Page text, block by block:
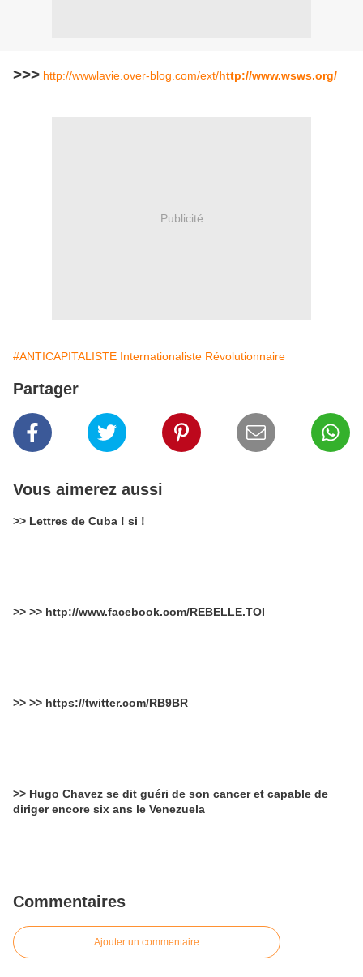
>>> http://wwwlavie.over-blog.com/ext/http://www.wsws.org/
Publicité
#ANTICAPITALISTE Internationaliste Révolutionnaire
Partager
Vous aimerez aussi
>> Lettres de Cuba ! si !
>> >> http://www.facebook.com/REBELLE.TOI
>> >> https://twitter.com/RB9BR
>> Hugo Chavez se dit guéri de son cancer et capable de
diriger encore six ans le Venezuela
Commentaires
Ajouter un commentaire